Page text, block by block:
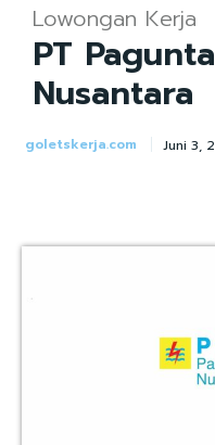
Lowongan Kerja
PT
Nusantara
goletskerja.com Juni 3,